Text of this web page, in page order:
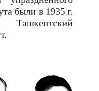
были в 1935 г.